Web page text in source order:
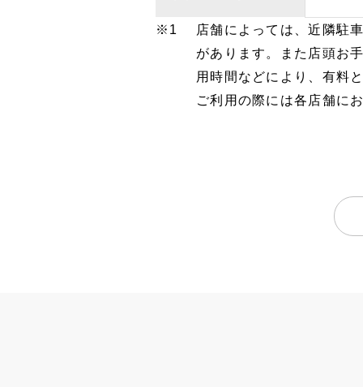
店舗によっては、近隣駐
があります。また店頭お
用時間などにより、有料
ご利用の際には各店舗に